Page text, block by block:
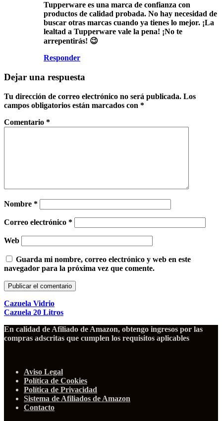
Tupperware es una marca de confianza con
productos de calidad probada. No hay necesidad de
buscar otras marcas cuando ya tienes lo mejor. ¡La
lealtad a Tupperware vale la pena! ¡No te
arrepentirás! 😉
Responder
Dejar una respuesta
Tu dirección de correo electrónico no será publicada. Los
campos obligatorios están marcados con *
Comentario *
Nombre *
Correo electrónico *
Web
Guarda mi nombre, correo electrónico y web en este
navegador para la próxima vez que comente.
Cazuela Vidrio
Cazuela 20 Litros
En calidad de Afiliado de Amazon, obtengo ingresos por las
compras adscritas que cumplen los requisitos aplicables
Aviso Legal
Política de Cookies
Política de Privacidad
Sistema de Afiliados de Amazon
Contacto